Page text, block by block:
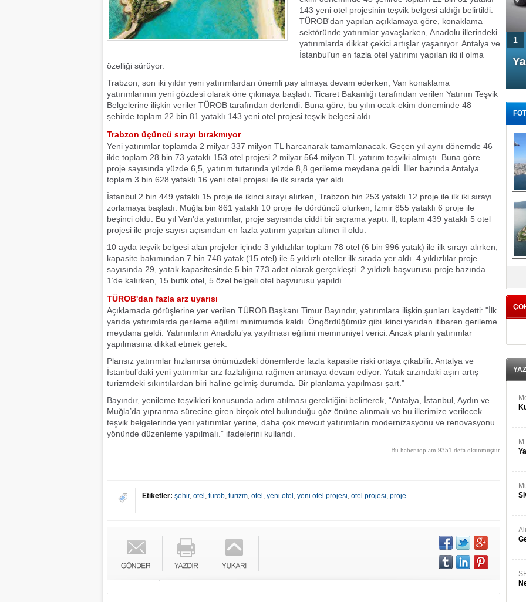
143 yeni otel projesinin teşvik belgesi aldığı belirtildi.
TÜROB'dan yapılan açıklamaya göre, konaklama
sektöründe yatırımlar yavaşlarken, Anadolu illerindeki
yatırımlarda dikkat çekici artışlar yaşanıyor. Antalya ve
İstanbul’un en fazla otel yatırımı yapılan iki il olma
özelliği sürüyor.
Trabzon, son iki yıldır yeni yatırımlardan önemli pay almaya devam ederken, Van konaklama
yatırımlarının yeni gözdesi olarak öne çıkmaya başladı. Ticaret Bakanlığı tarafından verilen Yatırım Teşvik
Belgelerine ilişkin veriler TÜROB tarafından derlendi. Buna göre, bu yılın ocak-ekim döneminde 48
şehirde toplam 22 bin 81 yataklı 143 yeni otel projesi teşvik belgesi aldı.
Trabzon üçüncü sırayı bırakmıyor
Yeni yatırımlar toplamda 2 milyar 337 milyon TL harcanarak tamamlanacak. Geçen yıl aynı dönemde 46
ilde toplam 28 bin 73 yataklı 153 otel projesi 2 milyar 564 milyon TL yatırım teşviki almıştı. Buna göre
proje sayısında yüzde 6,5, yatırım tutarında yüzde 8,8 gerileme meydana geldi. İller bazında Antalya
toplam 3 bin 628 yataklı 16 yeni otel projesi ile ilk sırada yer aldı.
İstanbul 2 bin 449 yataklı 15 proje ile ikinci sırayı alırken, Trabzon bin 253 yataklı 12 proje ile ilk iki sırayı
zorlamaya başladı. Muğla bin 861 yataklı 10 proje ile dördüncü olurken, İzmir 855 yataklı 6 proje ile
beşinci oldu. Bu yıl Van’da yatırımlar, proje sayısında ciddi bir sıçrama yaptı. İl, toplam 439 yataklı 5 otel
projesi ile proje sayısı açısından en fazla yatırım yapılan altıncı il oldu.
10 ayda teşvik belgesi alan projeler içinde 3 yıldızlılar toplam 78 otel (6 bin 996 yatak) ile ilk sırayı alırken,
kapasite bakımından 7 bin 748 yatak (15 otel) ile 5 yıldızlı oteller ilk sırada yer aldı. 4 yıldızlılar proje
sayısında 29, yatak kapasitesinde 5 bin 773 adet olarak gerçekleşti. 2 yıldızlı başvurusu proje bazında
1’de kalırken, 15 butik otel, 5 özel belgeli otel başvurusu yapıldı.
TÜROB'dan fazla arz uyarısı
Açıklamada görüşlerine yer verilen TÜROB Başkanı Timur Bayındır, yatırımlara ilişkin şunları kaydetti: "İlk
yarıda yatırımlarda gerileme eğilimi minimumda kaldı. Öngördüğümüz gibi ikinci yarıdan itibaren gerileme
meydana geldi. Yatırımların Anadolu’ya yayılması eğilimi memnuniyet verici. Ancak planlı yatırımlar
yapılmasına dikkat etmek gerek.
Plansız yatırımlar hızlanırsa önümüzdeki dönemlerde fazla kapasite riski ortaya çıkabilir. Antalya ve
İstanbul’daki yeni yatırımlar arz fazlalığına rağmen artmaya devam ediyor. Yatak arzındaki aşırı artış
turizmdeki sıkıntılardan biri haline gelmiş durumda. Bir planlama yapılması şart."
Bayındır, yenileme teşvikleri konusunda adım atılması gerektiğini belirterek, “Antalya, İstanbul, Aydın ve
Muğla’da yıpranma sürecine giren birçok otel bulunduğu göz önüne alınmalı ve bu illerimize verilecek
teşvik belgelerinde yeni yatırımlar yerine, daha çok mevcut yatırımların modernizasyonu ve renovasyonu
yönünde düzenleme yapılmalı.” ifadelerini kullandı.
Bu haber toplam 9351 defa okunmuştur
Etiketler: şehir, otel , türob, turizm, otel , yeni otel , yeni otel projesi, otel projesi, proje
4 Kapılı AMG GT Coupe
1